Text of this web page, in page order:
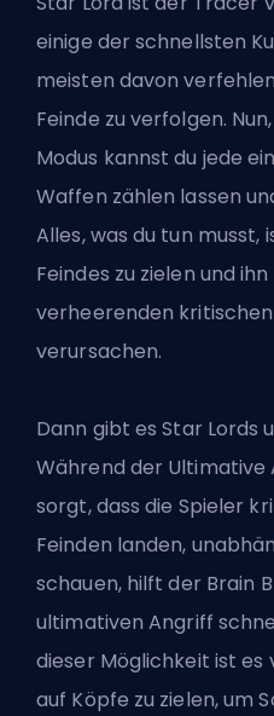
einige der schnellsten
meisten davon
Feinde zu verfolgen.
Modus kannst du jede
Waffen zählen lassen
Alles, was du tun musst,
Feindes zu zielen und
verheerenden kritischen
verursachen.
Dann gibt esStar Lords
Während der
sorgt, dass die Spieler
Feinden landen,
schauen, hilft der Brain
ultimativen Angriff
dieser Möglichkeit ist es
auf Köpfe zu zielen, um